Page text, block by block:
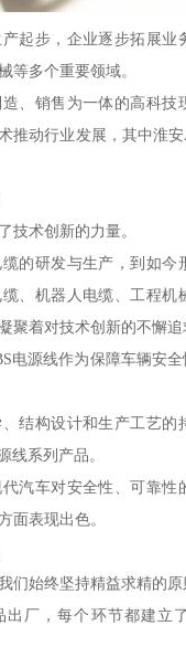
起步，企业逐步拓展业
等多个重要领域。
、销售为一体的高科技
推动行业发展，其中淮
技术创新的力量。
的研发与生产，到如今
、机器人电缆、工程机
聚着对技术创新的不懈追
电源线作为保障车辆安
结构设计和生产工艺的
线系列产品。
汽车对安全性、可靠性
面表现出色。
们始终坚持精益求精的原
出厂，每个环节都建立